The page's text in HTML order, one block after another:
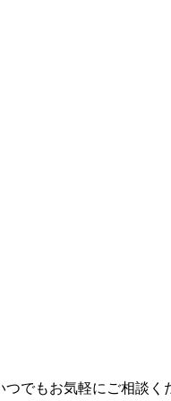
でもお気軽にご相談く